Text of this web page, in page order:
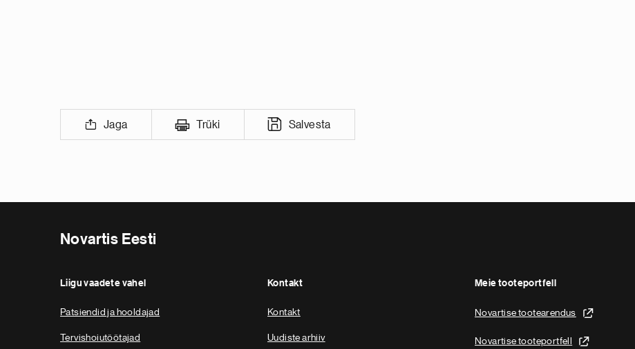
Jaga Trüki Salvesta
Novartis Eesti
Liigu vaadete vahel
Patsiendid ja hooldajad
Tervishoiutöötajad
Kontakt
Kontakt
Uudiste arhiiv
Meie tooteportfell
Novartise tootearendus
Novartise tooteportfell